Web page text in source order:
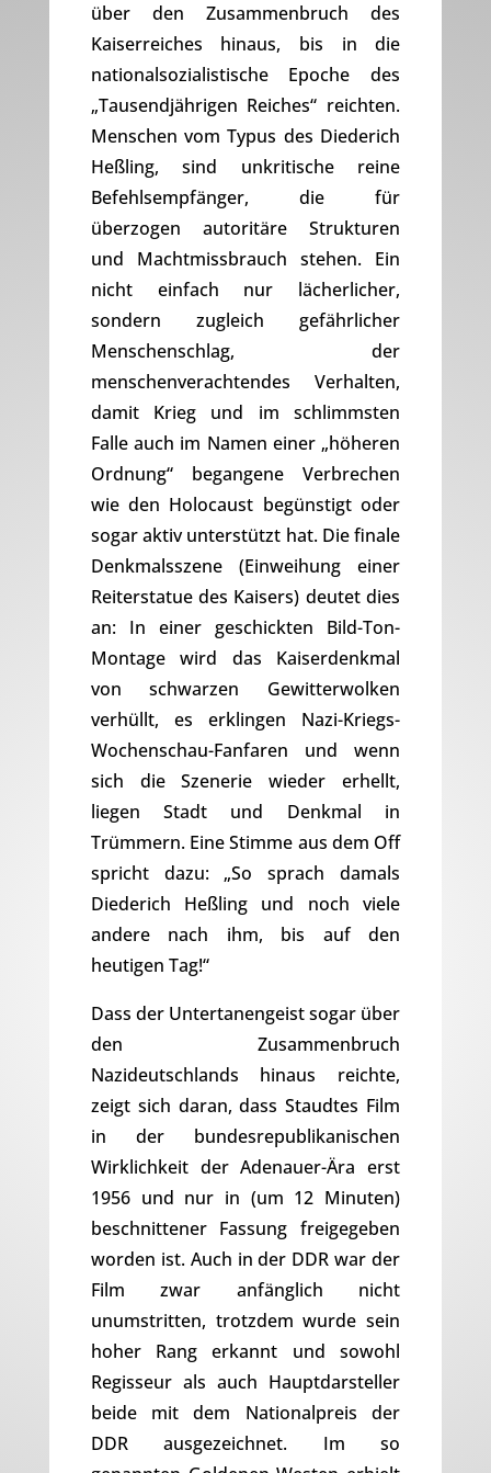
über den Zusammenbruch des
Kaiserreiches hinaus, bis in die
nationalsozialistische Epoche des
„Tausendjährigen Reiches“ reichten.
Menschen vom Typus des Diederich
Heßling, sind unkritische reine
Befehlsempfänger, die für
überzogen autoritäre Strukturen
und Machtmissbrauch stehen. Ein
nicht einfach nur lächerlicher,
sondern zugleich gefährlicher
Menschenschlag, der
menschenverachtendes Verhalten,
damit Krieg und im schlimmsten
Falle auch im Namen einer „höheren
Ordnung“ begangene Verbrechen
wie den Holocaust begünstigt oder
sogar aktiv unterstützt hat. Die finale
Denkmalsszene (Einweihung einer
Reiterstatue des Kaisers) deutet dies
an: In einer geschickten Bild-Ton-
Montage wird das Kaiserdenkmal
von schwarzen Gewitterwolken
verhüllt, es erklingen Nazi-Kriegs-
Wochenschau-Fanfaren und wenn
sich die Szenerie wieder erhellt,
liegen Stadt und Denkmal in
Trümmern. Eine Stimme aus dem Off
spricht dazu: „So sprach damals
Diederich Heßling und noch viele
andere nach ihm, bis auf den
heutigen Tag!“
Dass der Untertanengeist sogar über
den Zusammenbruch
Nazideutschlands hinaus reichte,
zeigt sich daran, dass Staudtes Film
in der bundesrepublikanischen
Wirklichkeit der Adenauer-Ära erst
1956 und nur in (um 12 Minuten)
beschnittener Fassung freigegeben
worden ist. Auch in der DDR war der
Film zwar anfänglich nicht
unumstritten, trotzdem wurde sein
hoher Rang erkannt und sowohl
Regisseur als auch Hauptdarsteller
beide mit dem Nationalpreis der
DDR ausgezeichnet. Im so